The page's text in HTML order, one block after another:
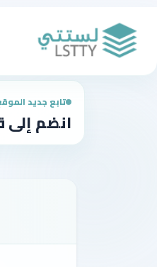
تابع جديد
انضم إلى